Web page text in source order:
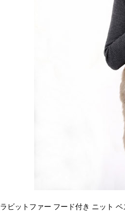
ラビットファー フード付き ニット ベ